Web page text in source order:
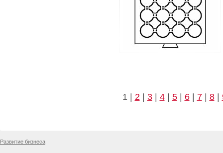
1 | 2| 3| 4| 5| 6| 7| 8|
Развитие бизнеса